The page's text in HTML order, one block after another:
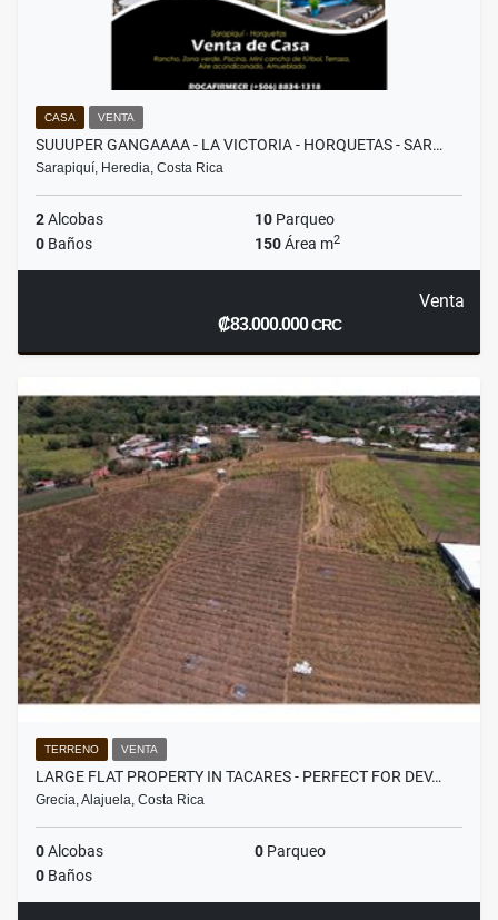
CASA VENTA
SUUUPER GANGAAAA - LA VICTORIA - HORQUETAS - SAR…
Sarapiquí, Heredia, Costa Rica
2Alcobas 10 Parqueo
0 Baños 150Área m2
Venta
₡83.000.000CRC
TERRENO VENTA
LARGE FLAT PROPERTY IN TACARES - PERFECT FOR DEV…
Grecia, Alajuela, Costa Rica
0Alcobas 0 Parqueo
0 Baños